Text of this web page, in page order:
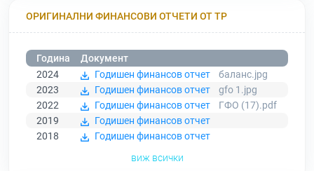
ОРИГИНАЛНИ ФИНАНСОВИ ОТЧЕТИ ОТ ТР
Година
Документ
2024
Годишен финансов отчет
баланс.jpg
2023
Годишен финансов отчет
gfo 1.jpg
2022
Годишен финансов отчет
ГФО (17).pdf
2019
Годишен финансов отчет
2018
Годишен финансов отчет
виж всички